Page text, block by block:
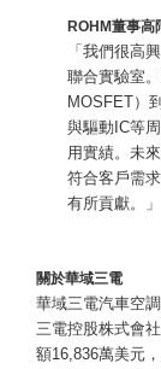
ROHM董事高
「我們很高
聯合實驗室
MOSFET）
與驅動IC等
用實績。未
符合客戶需
有所貢獻。」
關於華域三電
華域三電汽車空
三電控股株式會
額16,836萬美元